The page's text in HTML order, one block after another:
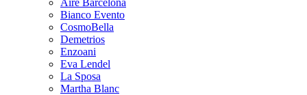
Bianco Evento
CosmoBella
Demetrios
Enzoani
Eva Lendel
La Sposa
Martha Blanc